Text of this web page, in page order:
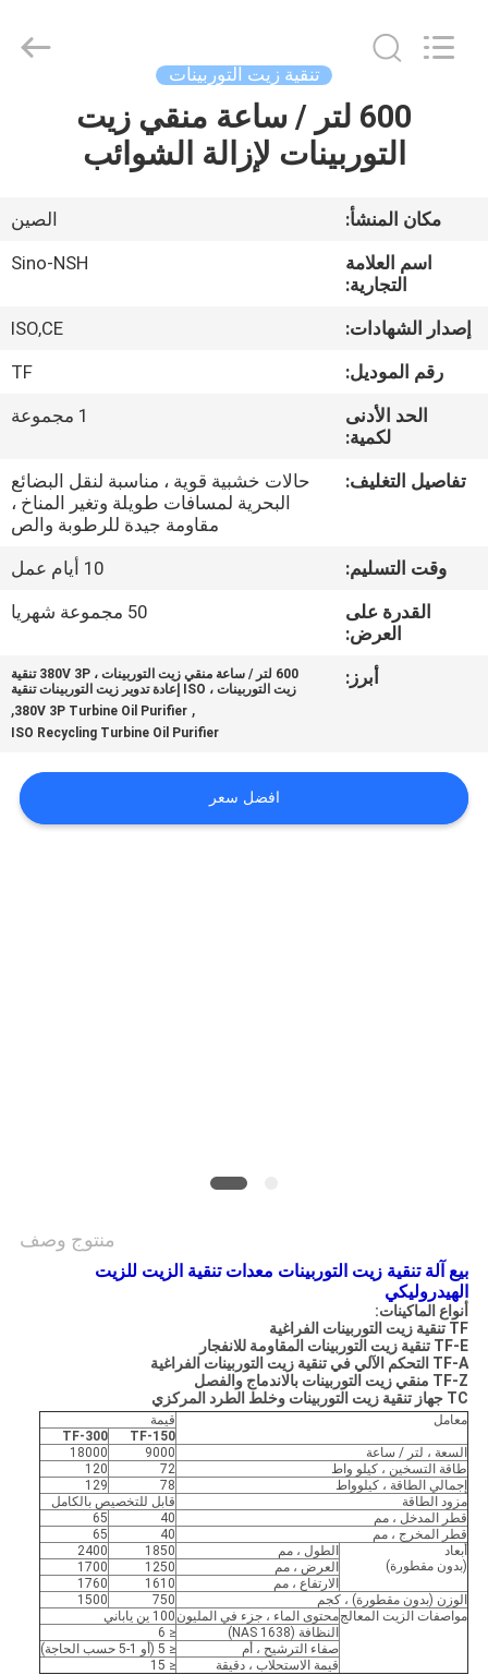
الصفحة
الرئيسية
منتجات
معلومات
عنا
جولة
المعمل
الجودة
اطلب
Manufacture
تنقية زيت التوربينات
600 لتر / ساعة منقي زيت
التوربينات لإزالة الشوائب
مكان المنشأ:
الصين
اسم العلامة
التجارية:
Sino-NSH
إصدار الشهادات:
ISO,CE
رقم الموديل:
TF
الحد الأدنى
لكمية:
1 مجموعة
تفاصيل التغليف:
حالات خشبية قوية ، مناسبة لنقل البضائع
البحرية لمسافات طويلة وتغير المناخ ،
مقاومة جيدة للرطوبة والص
وقت التسليم:
10 أيام عمل
القدرة على
العرض:
50 مجموعة شهريا
أبرز:
600 لتر / ساعة منقي زيت التوربينات ، 380V 3P تنقية
زيت التوربينات ، ISO إعادة تدوير زيت التوربينات تنقية
,
380V 3P Turbine Oil Purifier
,
ISO Recycling Turbine Oil Purifier
افضل سعر
منتوج وصف
بيع آلة تنقية زيت التوربينات معدات تنقية الزيت للزيت
الهيدروليكي
أنواع الماكينات:
TF تنقية زيت التوربينات الفراغية
TF-E تنقية زيت التوربينات المقاومة للانفجار
TF-A التحكم الآلي في تنقية زيت التوربينات الفراغية
TF-Z منقي زيت التوربينات بالاندماج والفصل
TC جهاز تنقية زيت التوربينات وخلط الطرد المركزي
معامل
قيمة
TF-150
TF-300
السعة ، لتر / ساعة
9000
18000
طاقة التسخين ، كيلو واط
72
120
إجمالي الطاقة ، كيلوواط
78
129
مزود الطاقة
قابل للتخصيص بالكامل
قطر المدخل ، مم
40
65
قطر المخرج ، مم
40
65
أبعاد
(بدون مقطورة)
الطول ، مم 1850
2400
العرض ، مم
1250
1700
الارتفاع ، مم
1610
1760
الوزن (بدون مقطورة) ، كجم
750
1500
مواصفات الزيت المعالجمحتوى الماء ، جزء في المليون 100 ين ياباني
النظافة (NAS 1638)
≤ 6
صفاء الترشيح ، أم
≤ 5 (أو 1-5 حسب الحاجة)
قيمة الاستحلاب ، دقيقة
≤ 15